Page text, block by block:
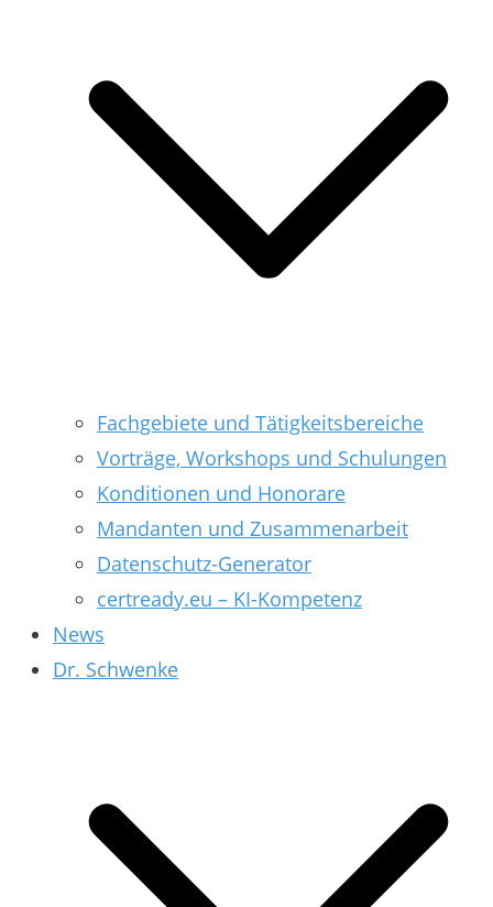
Fachgebiete und Tätigkeitsbereiche
Vorträge, Workshops und Schulungen
Konditionen und Honorare
Mandanten und Zusammenarbeit
Datenschutz-Generator
certready.eu – KI-Kompetenz
News
Dr. Schwenke